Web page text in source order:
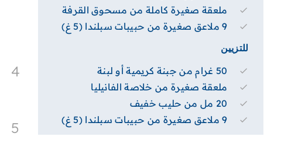
ملعقة صغيرة كاملة من مسحوق القرفة
9 ملاعق صغيرة من حبيبات سبلندا (5 غ)
للتزيين
50 غرام من جبنة كريمية أو لبنة
ملعقة صغيرة من خلاصة الفانيليا
20 مل من حليب خفيف
9 ملاعق صغيرة من حبيبات سبلندا (5 غ)
4
5